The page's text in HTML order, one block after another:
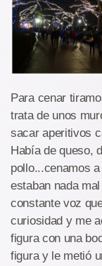
Para cenar
trata de unos
sacar aperitivos
Había de queso,
pollo...cenamos
estaban nada
constante voz
curiosidad y me
figura con una
figura y le metió